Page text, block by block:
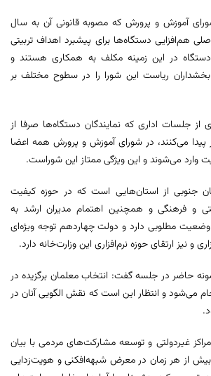
آموزش و پرورش که مصوبه قانونی آن به سال
اصلی هم‌افزایی دستگاه‌ها برای پیشبرد اهداف تربیتی
است، طبق قانون، ۲۸ دستگاه در این زمینه مکلف به همکاری هستند و
و بخشداران ریاست این شورا را در سطوح مختلف بر
جلسات اداری که نمایندگان دستگاه‌ها صرفا از
می‌کنند، در شورای آموزش و پرورش همه اعضا
وارد می‌شوند و این ویژگی ممتاز این شوراست.
جنوبی از استان‌هایی است که در حوزه کیفیت
و فرهنگی و همچنین اهتمام مدیران ارشد به
مطلوبی دارد و دولت چهاردهم توجه ویژه‌ای
نیز ارتقای حوزه نرم‌افزاری این وزارت‌خانه دارد.
حاضر در جلسه گفت: انتخاب معلمان برگزیده در
می‌شود و انتظار این است که نقش الگویی آنان در
غیردولتی و توسعه مشارکت‌های مردمی با بیان
بیش از هر زمان در معرض شبهه‌افکنی و هویت‌زدایی